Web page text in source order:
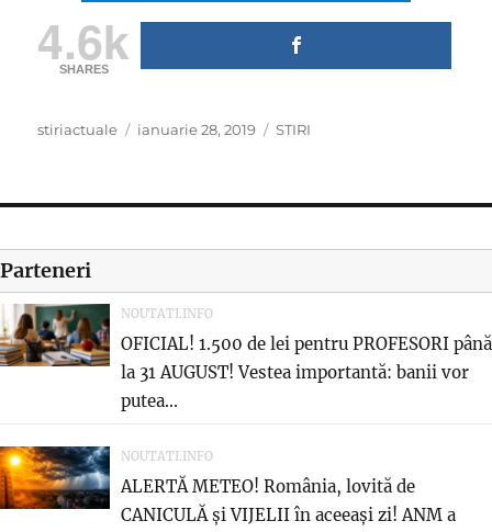
4.6k
SHARES
Author
stiriactuale
Posted
ianuarie 28, 2019 Categories
STIRI
Parteneri
NOUTATI.INFO
OFICIAL! 1.500 de lei pentru PROFESORI până
la 31 AUGUST! Vestea importantă: banii vor
putea...
NOUTATI.INFO
ALERTĂ METEO! România, lovită de
CANICULĂ și VIJELII în aceeași zi! ANM a